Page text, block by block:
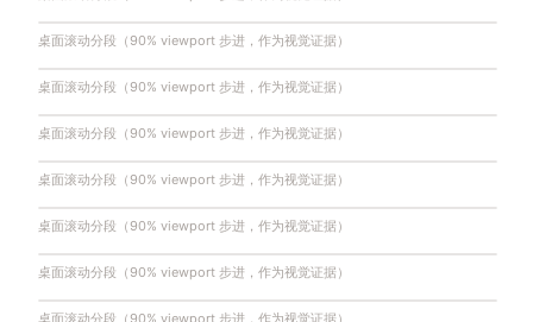
桌面滚动分段（90% viewport 步进，作为视觉证据）
桌面滚动分段（90% viewport 步进，作为视觉证据）
桌面滚动分段（90% viewport 步进，作为视觉证据）
桌面滚动分段（90% viewport 步进，作为视觉证据）
桌面滚动分段（90% viewport 步进，作为视觉证据）
桌面滚动分段（90% viewport 步进，作为视觉证据）
桌面滚动分段（90% viewport 步进，作为视觉证据）